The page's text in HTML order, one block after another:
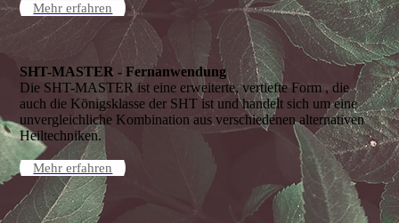
Mehr erfahren
SHT-MASTER - Fernanwendung
Die SHT-MASTER ist eine erweiterte, vertiefte Form , die
auch die Königsklasse der SHT ist und handelt sich um eine
unvergleichliche Kombination aus verschiedenen alternativen
Heiltechniken.
Mehr erfahren